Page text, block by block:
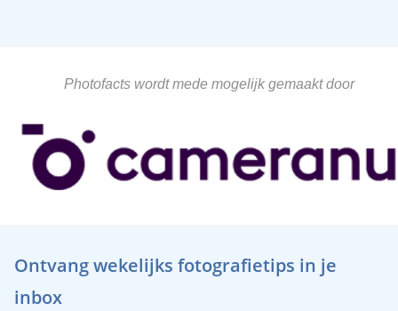
Photofacts wordt mede mogelijk gemaakt door
Ontvang wekelijks fotografietips in je
inbox